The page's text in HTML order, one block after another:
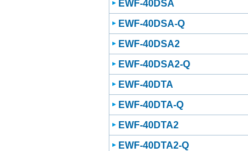
EWF-40DSA
EWF-40DSA-Q
EWF-40DSA2
EWF-40DSA2-Q
EWF-40DTA
EWF-40DTA-Q
EWF-40DTA2
EWF-40DTA2-Q